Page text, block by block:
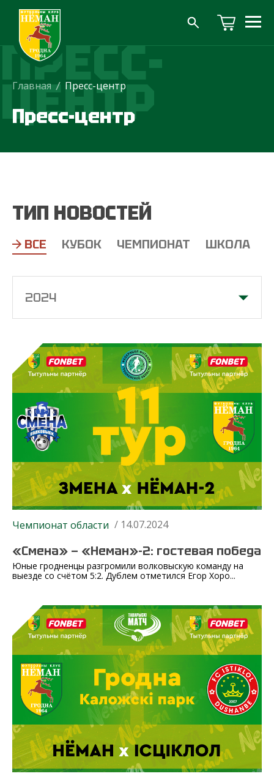
ПРЕСС-
ЦЕНТР
Главная / Пресс-центр
Пресс-центр
2024
ТИП НОВОСТЕЙ
ВСЕ КУБОК ЧЕМПИОНАТ ШКОЛА
Чемпионат области / 14.07.2024
«Смена» — «Неман»-2: гостевая победа
Юные гродненцы разгромили волковыскую команду на
выезде со счётом 5:2. Дублем отметился Егор Хоро...